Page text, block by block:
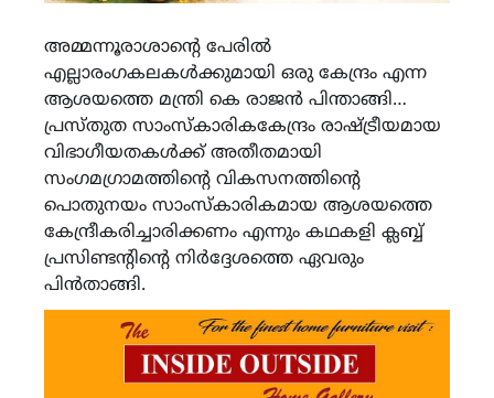
അമ്മന്നൂരാശാൻ്റെ പേരിൽ
എല്ലാരംഗകലകൾക്കുമായി ഒരു കേന്ദ്രം എന്ന
ആശയത്തെ മന്ത്രി കെ രാജൻ പിന്താങ്ങി…
പ്രസ്തുത സാംസ്കാരികകേന്ദ്രം രാഷ്ട്രീയമായ
വിഭാഗീയതകൾക്ക് അതീതമായി
സംഗമഗ്രാമത്തിൻ്റെ വികസനത്തിൻ്റെ
പൊതുനയം സാംസ്കാരികമായ ആശയത്തെ
കേന്ദ്രീകരിച്ചാരിക്കണം എന്നും കഥകളി ക്ലബ്ബ്
പ്രസിണ്ടൻ്റിൻ്റെ നിർദ്ദേശത്തെ ഏവരും
പിൻതാങ്ങി.